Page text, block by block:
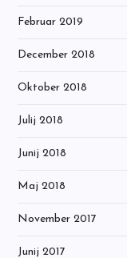
Februar 2019
December 2018
Oktober 2018
Julij 2018
Junij 2018
Maj 2018
November 2017
Junij 2017